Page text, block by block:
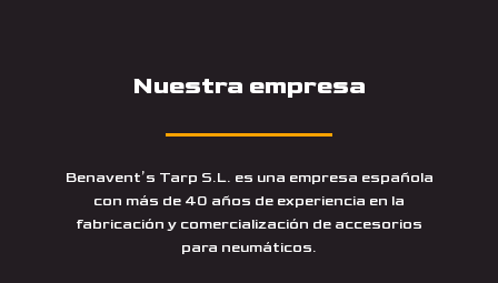
Nuestra empresa
Benavent’s Tarp S.L. es una empresa española
con más de 40 años de experiencia en la
fabricación y comercialización de accesorios
para neumáticos.